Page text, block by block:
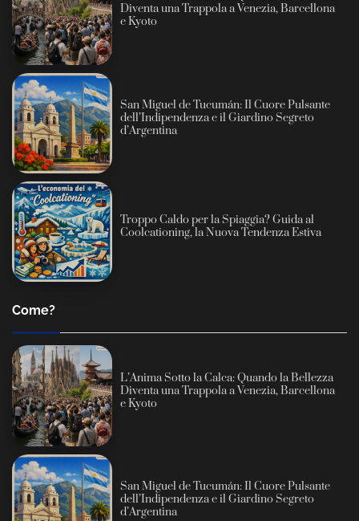
Diventa una Trappola a Venezia, Barcellona
e Kyoto
San Miguel de Tucumán: Il Cuore Pulsante
dell’Indipendenza e il Giardino Segreto
d’Argentina
Troppo Caldo per la Spiaggia? Guida al
Coolcationing, la Nuova Tendenza Estiva
Come?
L’Anima Sotto la Calca: Quando la Bellezza
Diventa una Trappola a Venezia, Barcellona
e Kyoto
San Miguel de Tucumán: Il Cuore Pulsante
dell’Indipendenza e il Giardino Segreto
d’Argentina